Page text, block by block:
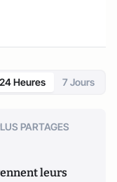
24 Heures 7 Jours
PARTAGES
leurs